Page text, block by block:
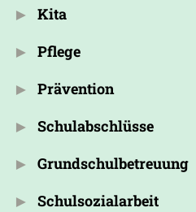
Kita
Pflege
Prävention
Schulabschlüsse
Grundschulbetreuung
Schulsozialarbeit